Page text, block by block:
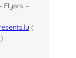
Flyers –
(